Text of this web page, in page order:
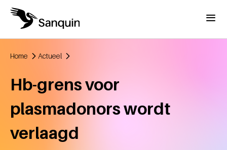
Overslaan en naar de inhoud gaan
Menu
Home Actueel
Hb-grens voor
plasmadonors wordt
verlaagd